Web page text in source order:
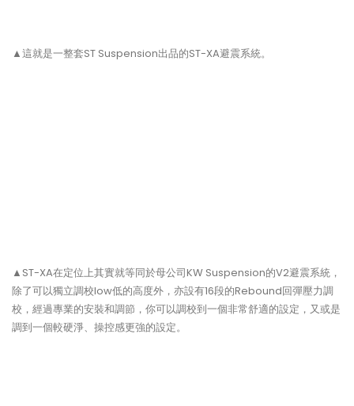
▲這就是一整套ST Suspension出品的ST-XA避震系統。
▲ST-XA在定位上其實就等同於母公司KW Suspension的V2避震系統，
除了可以獨立調校low低的高度外，亦設有16段的Rebound回彈壓力調
校，經過專業的安裝和調節，你可以調校到一個非常舒適的設定，又或是
調到一個較硬淨、操控感更強的設定。